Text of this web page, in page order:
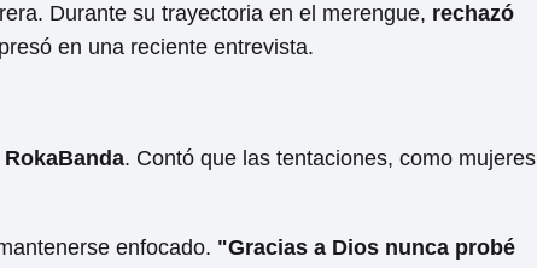
Durante su trayectoria en el merengue, rechazó
en una reciente entrevista.
. Contó que las tentaciones, como mujeres
enfocado. "Gracias a Dios nunca probé